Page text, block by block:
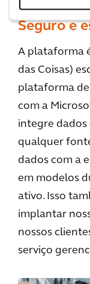
Seguro e
A plataforma
das Coisas)
plataforma
com a
integre dados
qualquer
dados com a
em modelos
ativo. Isso
implantar
nossos
serviço